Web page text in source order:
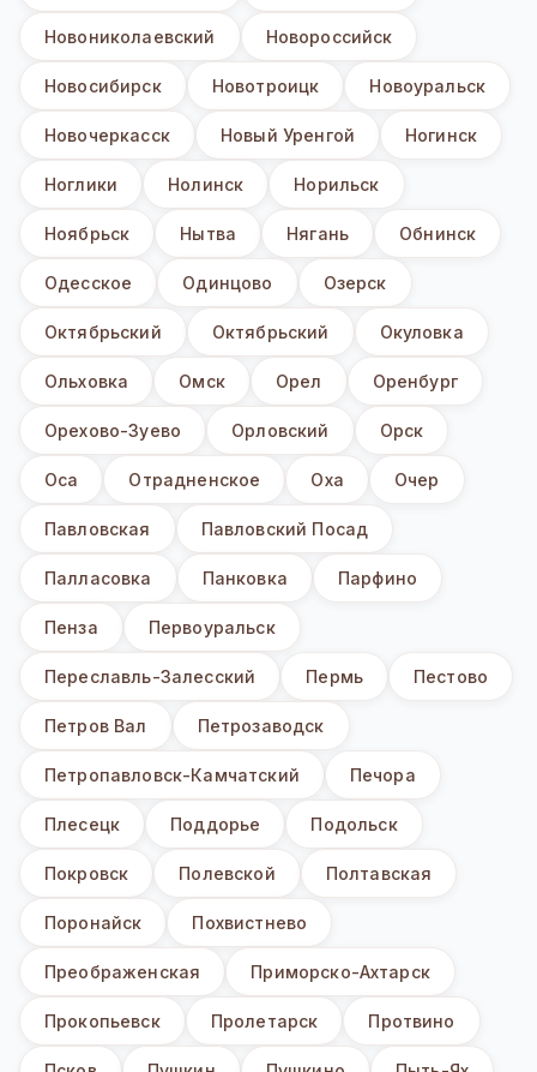
Новониколаевский Новороссийск
Новосибирск Новотроицк Новоуральск
Новочеркасск Новый Уренгой Ногинск
Ноглики Нолинск Норильск
Ноябрьск Нытва Нягань Обнинск
Одесское Одинцово Озерск
Октябрьский Октябрьский Окуловка
Ольховка Омск Орел Оренбург
Орехово-Зуево Орловский Орск
Оса Отрадненское Оха Очер
Павловская Павловский Посад
Палласовка Панковка Парфино
Пенза Первоуральск
Переславль-Залесский Пермь Пестово
Петров Вал Петрозаводск
Петропавловск-Камчатский Печора
Плесецк Поддорье Подольск
Покровск Полевской Полтавская
Поронайск Похвистнево
Преображенская Приморско-Ахтарск
Прокопьевск Пролетарск Протвино